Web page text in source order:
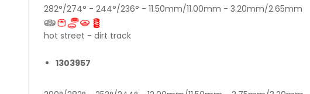
282°/274° - 244°/236° - 11.50mm/11.00mm - 3.20mm/2.65mm
hot street - dirt track
1303957